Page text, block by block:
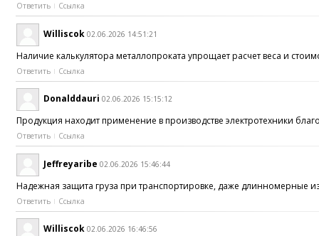
Ответить Ссылка
Williscok 02.06.2026 14:51:21
Наличие калькулятора металлопроката упрощает расчет веса и
Ответить Ссылка
Donalddauri 02.06.2026 15:15:12
Продукция находит применение в производстве электротехники
Ответить Ссылка
Jeffreyaribe 02.06.2026 15:46:44
Надежная защита груза при транспортировке, даже длинномерные
Ответить Ссылка
Williscok 02.06.2026 16:46:56